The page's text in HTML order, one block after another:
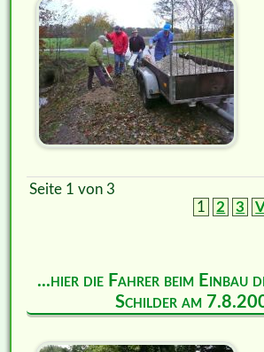
Seite 1 von 3
1
2 3
...hier die Fahrer beim Einbau
Schilder am